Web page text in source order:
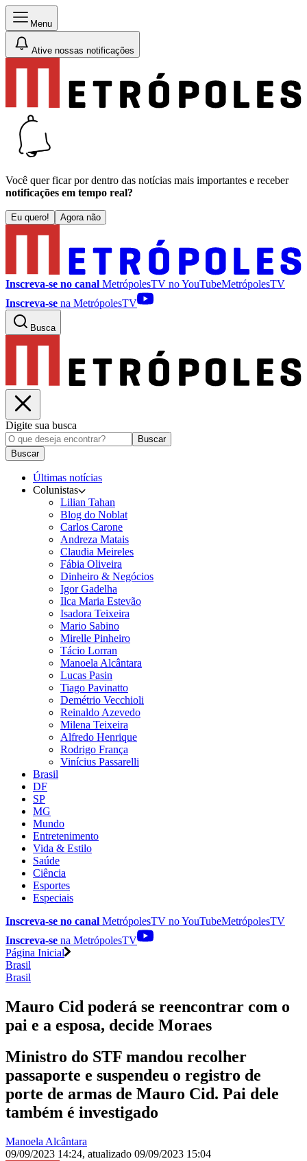
Menu
Ative nossas notificações
Você quer ficar por dentro das notícias mais importantes e receber
notificações em tempo real?
Eu quero! Agora não
Inscreva-se no canal MetrópolesTV noYouTubeMetrópolesTV
Inscreva-se na MetrópolesTV
Busca
Digite sua busca
Buscar
Buscar
Últimas notícias
Colunistas
Lilian Tahan
Blog do Noblat
Carlos Carone
Andreza Matais
Claudia Meireles
Fábia Oliveira
Dinheiro & Negócios
Igor Gadelha
Ilca Maria Estevão
Isadora Teixeira
Mario Sabino
Mirelle Pinheiro
Tácio Lorran
Manoela Alcântara
Lucas Pasin
Tiago Pavinatto
Demétrio Vecchioli
Reinaldo Azevedo
Milena Teixeira
Alfredo Henrique
Rodrigo França
Vinícius Passarelli
Brasil
DF
SP
MG
Mundo
Entretenimento
Vida & Estilo
Saúde
Ciência
Esportes
Especiais
Inscreva-se no canal MetrópolesTV noYouTubeMetrópolesTV
Inscreva-se na MetrópolesTV
Página Inicial
Brasil
Brasil
Mauro Cid poderá se reencontrar com o
pai e a esposa, decide Moraes
Ministro do STF mandou recolher
passaporte e suspendeu o registro de
porte de armas de Mauro Cid. Pai dele
também é investigado
Manoela Alcântara
09/09/2023 14:24, atualizado 09/09/2023 15:04